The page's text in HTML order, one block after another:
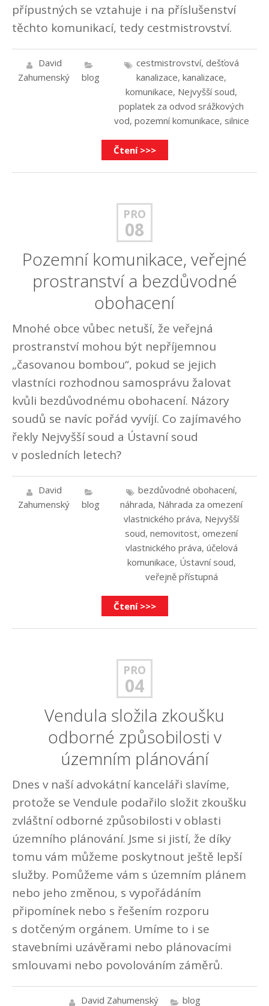
přípustných se vztahuje i na příslušenství
těchto komunikací, tedy cestmistrovství.
David
Zahumenský
blog
cestmistrovství, dešťová
kanalizace, kanalizace,
komunikace, Nejvyšší soud,
poplatek za odvod srážkových
vod, pozemní komunikace, silnice
Čtení >>>
PRO
08
Pozemní komunikace, veřejné
prostranství a bezdůvodné
obohacení
Mnohé obce vůbec netuší, že veřejná
prostranství mohou být nepříjemnou
„časovanou bombou“, pokud se jejich
vlastníci rozhodnou samosprávu žalovat
kvůli bezdůvodnému obohacení. Názory
soudů se navíc pořád vyvíjí. Co zajímavého
řekly Nejvyšší soud a Ústavní soud
v posledních letech?
David
Zahumenský
blog
bezdůvodné obohacení,
náhrada, Náhrada za omezení
vlastnického práva, Nejvyšší
soud, nemovitost, omezení
vlastnického práva, účelová
komunikace, Ústavní soud,
veřejně přístupná
Čtení >>>
PRO
04
Vendula složila zkoušku
odborné způsobilosti v
územním plánování
Dnes v naší advokátní kanceláři slavíme,
protože se Vendule podařilo složit zkoušku
zvláštní odborné způsobilosti v oblasti
územního plánování. Jsme si jistí, že díky
tomu vám můžeme poskytnout ještě lepší
služby. Pomůžeme vám s územním plánem
nebo jeho změnou, s vypořádáním
připomínek nebo s řešením rozporu
s dotčeným orgánem. Umíme to i se
stavebními uzávěrami nebo plánovacími
smlouvami nebo povolováním záměrů.
David Zahumenský blog